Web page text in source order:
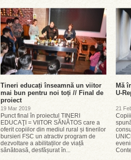
Tineri educați înseamnă un viitor
mai bun pentru noi toți // Final de
proiect
19 Mar 2019
Punct final în proiectul TINERI
EDUCAŢI = VIITOR SĂNĂTOS care a
oferit copiilor din mediul rural și tinerilor
bursieri FSC un atractiv program de
dezvoltare a abilitaților de viață
sănătoasă, desfășurat în...
Mă
U-
21